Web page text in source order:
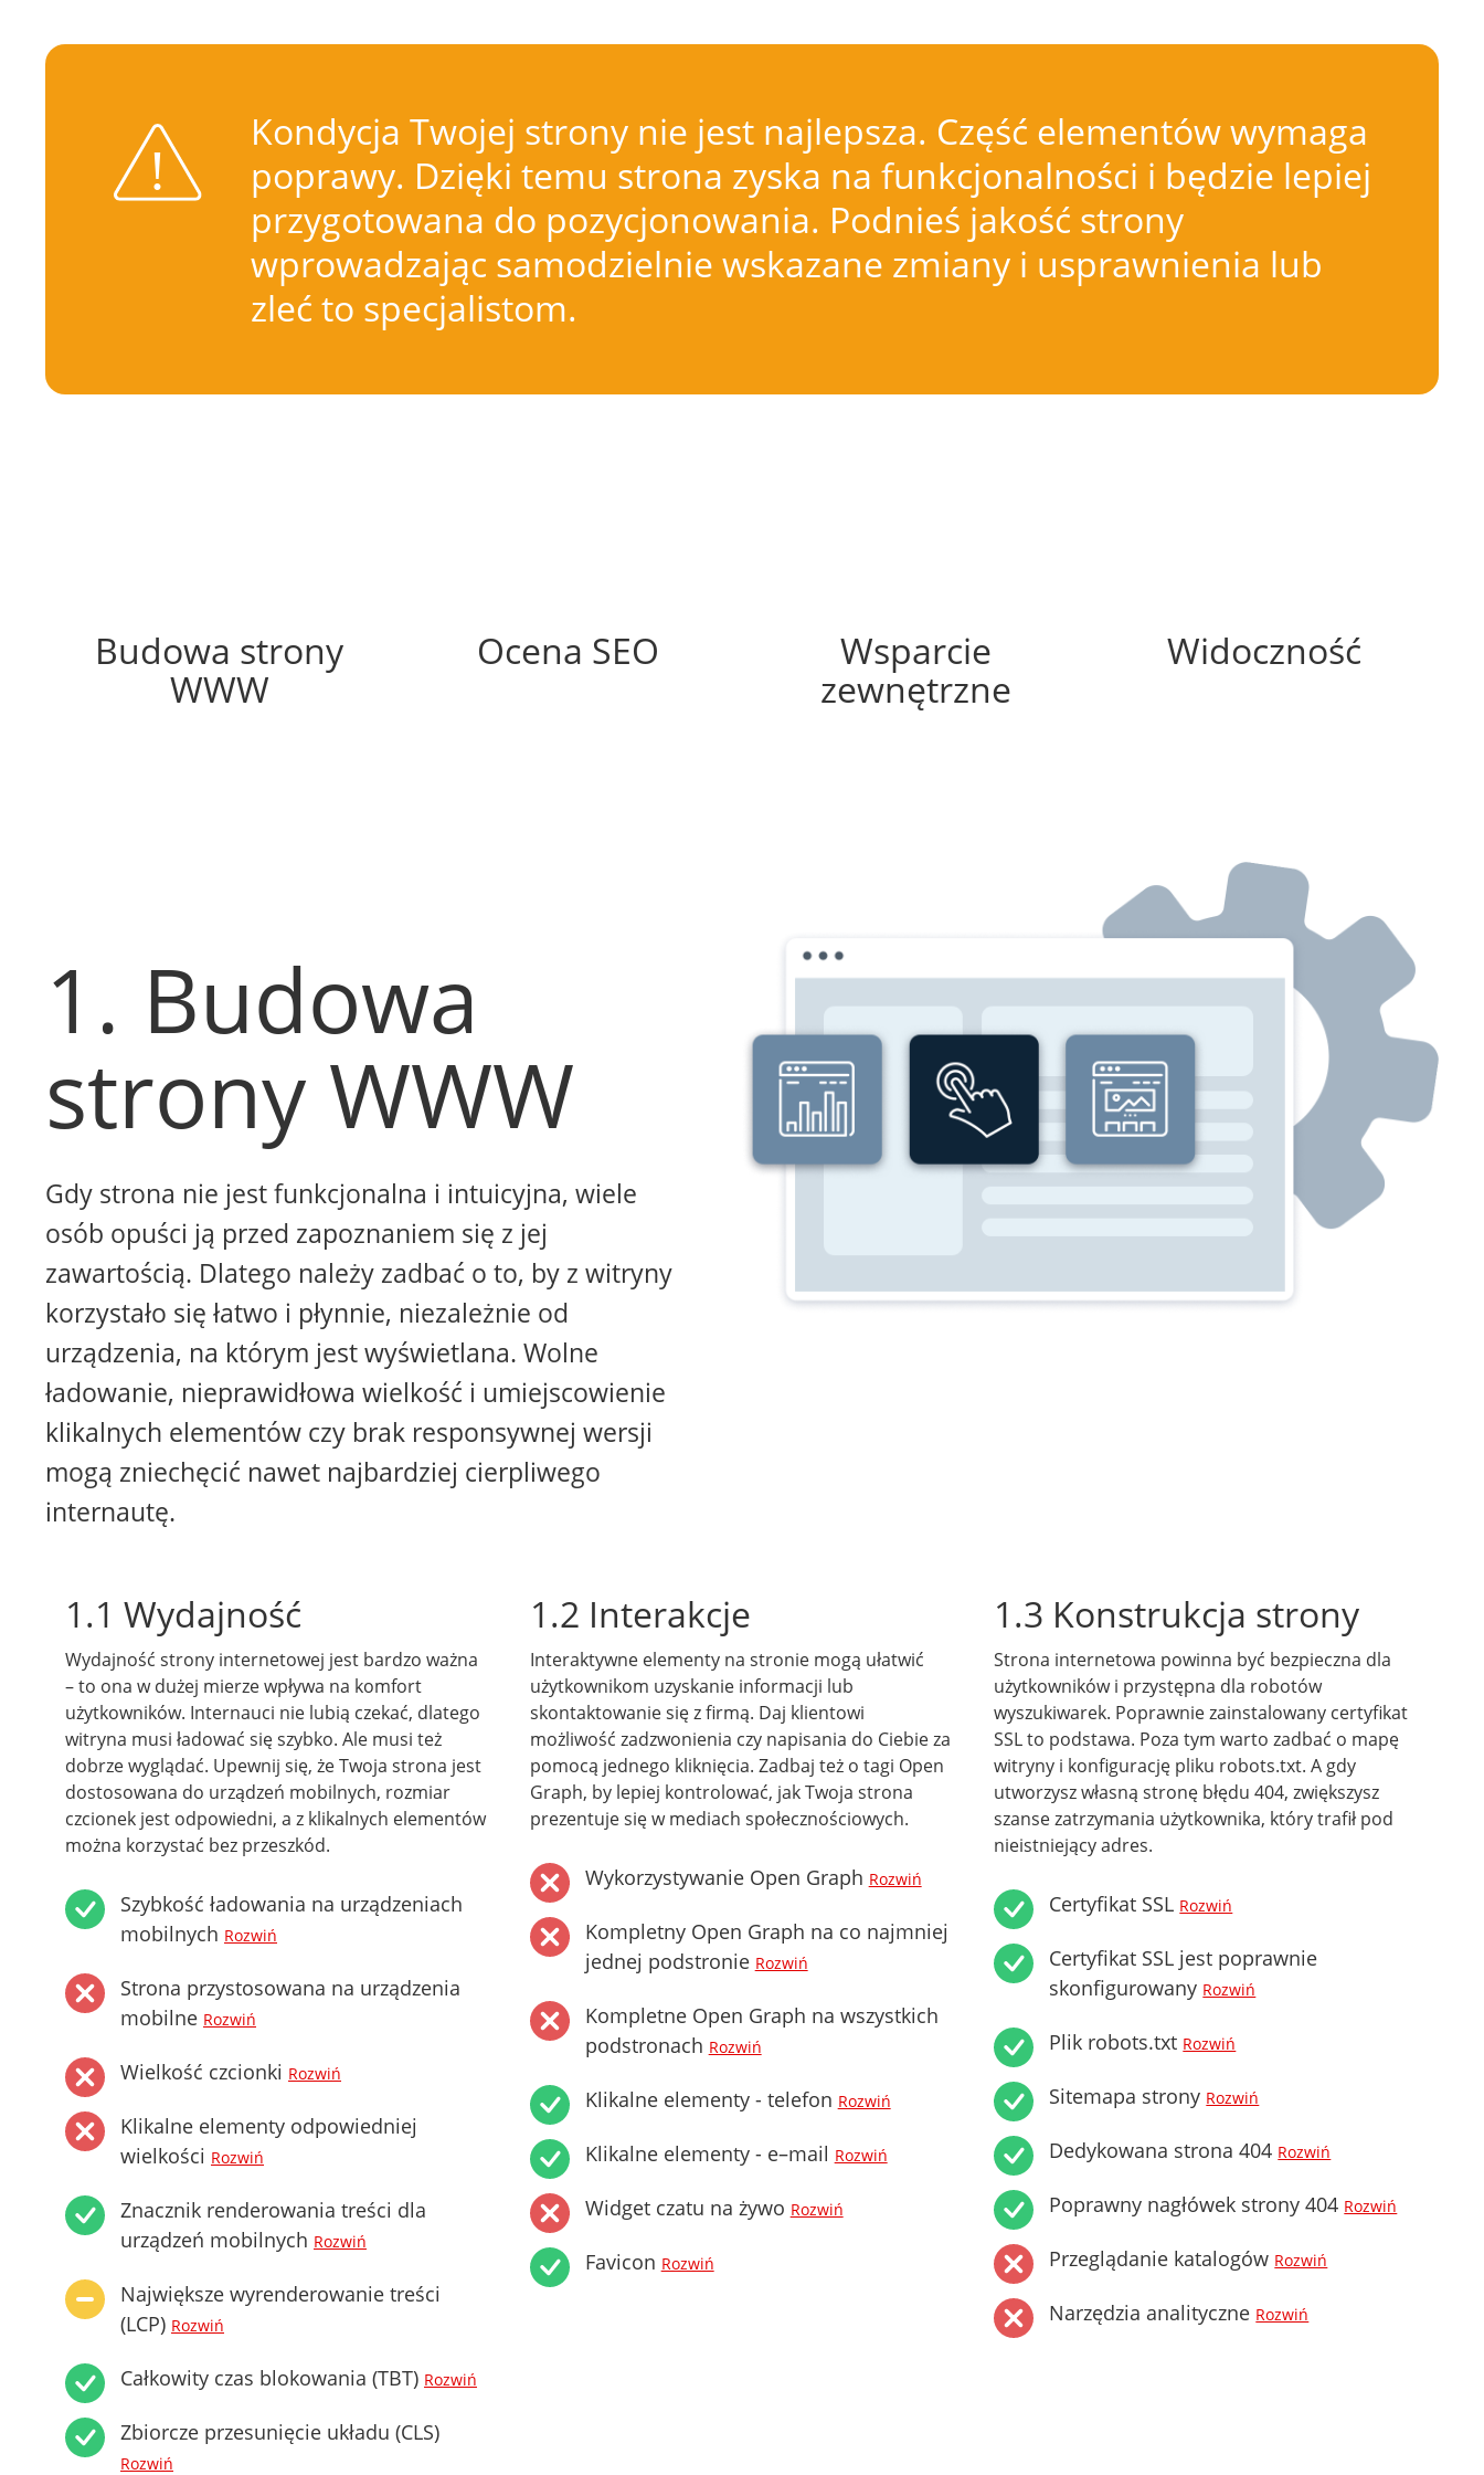
Kondycja Twojej strony nie jest najlepsza. Część elementów wymaga
poprawy. Dzięki temu strona zyska na funkcjonalności i będzie lepiej
przygotowana do pozycjonowania. Podnieś jakość strony
wprowadzając samodzielnie wskazane zmiany i usprawnienia lub
zleć to specjalistom.
Budowa strony
WWW
Ocena SEO
Wsparcie
zewnętrzne
Widoczność
1. Budowa
strony WWW
Gdy strona nie jest funkcjonalna i intuicyjna, wiele
osób opuści ją przed zapoznaniem się z jej
zawartością. Dlatego należy zadbać o to, by z witryny
korzystało się łatwo i płynnie, niezależnie od
urządzenia, na którym jest wyświetlana. Wolne
ładowanie, nieprawidłowa wielkość i umiejscowienie
klikalnych elementów czy brak responsywnej wersji
mogą zniechęcić nawet najbardziej cierpliwego
internautę.
1.1 Wydajność
Wydajność strony internetowej jest bardzo ważna
– to ona w dużej mierze wpływa na komfort
użytkowników. Internauci nie lubią czekać, dlatego
witryna musi ładować się szybko. Ale musi też
dobrze wyglądać. Upewnij się, że Twoja strona jest
dostosowana do urządzeń mobilnych, rozmiar
czcionek jest odpowiedni, a z klikalnych elementów
można korzystać bez przeszkód.
Szybkość ładowania na urządzeniach
mobilnych Rozwiń
Strona przystosowana na urządzenia
mobilne Rozwiń
Wielkość czcionki Rozwiń
Klikalne elementy odpowiedniej
wielkości Rozwiń
Znacznik renderowania treści dla
urządzeń mobilnych Rozwiń
Największe wyrenderowanie treści
(LCP) Rozwiń
Całkowity czas blokowania (TBT) Rozwiń
Zbiorcze przesunięcie układu (CLS)
Rozwiń
1.2 Interakcje
Interaktywne elementy na stronie mogą ułatwić
użytkownikom uzyskanie informacji lub
skontaktowanie się z firmą. Daj klientowi
możliwość zadzwonienia czy napisania do Ciebie za
pomocą jednego kliknięcia. Zadbaj też o tagi Open
Graph, by lepiej kontrolować, jak Twoja strona
prezentuje się w mediach społecznościowych.
Wykorzystywanie Open Graph Rozwiń
Kompletny Open Graph na co najmniej
jednej podstronie Rozwiń
Kompletne Open Graph na wszystkich
podstronach Rozwiń
Klikalne elementy - telefon Rozwiń
Klikalne elementy - e–mail Rozwiń
Widget czatu na żywo Rozwiń
Favicon Rozwiń
1.3 Konstrukcja strony
Strona internetowa powinna być bezpieczna dla
użytkowników i przystępna dla robotów
wyszukiwarek. Poprawnie zainstalowany certyfikat
SSL to podstawa. Poza tym warto zadbać o mapę
witryny i konfigurację pliku robots.txt. A gdy
utworzysz własną stronę błędu 404, zwiększysz
szanse zatrzymania użytkownika, który trafił pod
nieistniejący adres.
Certyfikat SSL Rozwiń
Certyfikat SSL jest poprawnie
skonfigurowany Rozwiń
Plik robots.txt Rozwiń
Sitemapa strony Rozwiń
Dedykowana strona 404 Rozwiń
Poprawny nagłówek strony 404 Rozwiń
Przeglądanie katalogów Rozwiń
Narzędzia analityczne Rozwiń